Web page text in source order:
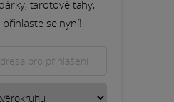
tarotové tahy,
se nyní!